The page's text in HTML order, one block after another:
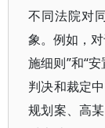
不同法院对
象。例如，
施细则”和“
判决和裁定
规划案、高